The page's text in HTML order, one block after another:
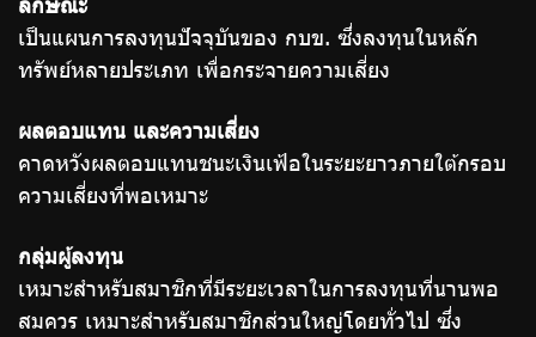
เป็นแผนการลงทุนปัจจุบันของ กบข. ซึ่งลงทุนในหลัก
ทรัพย์หลายประเภท เพื่อกระจายความเสี่ยง
ผลตอบแทน และความเสี่ยง
คาดหวังผลตอบแทนชนะเงินเฟ้อในระยะยาวภายใต้กรอบ
ความเสี่ยงที่พอเหมาะ
กลุ่มผู้ลงทุน
เหมาะสำหรับสมาชิกที่มีระยะเวลาในการลงทุนที่นานพอ
สมควร เหมาะสำหรับสมาชิกส่วนใหญ่โดยทั่วไป ซึ่ง